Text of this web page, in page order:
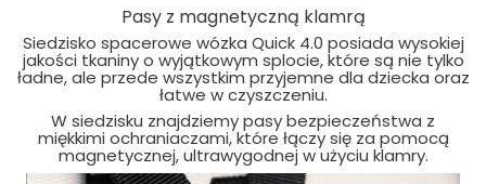
Pasy z magnetyczną klamrą
Siedzisko spacerowe wózka Quick 4.0 posiada wysokiej
jakości tkaniny o wyjątkowym splocie, które są nie tylko
ładne, ale przede wszystkim przyjemne dla dziecka oraz
łatwe w czyszczeniu.
W siedzisku znajdziemy pasy bezpieczeństwa z
miękkimi ochraniaczami, które łączy się za pomocą
magnetycznej, ultrawygodnej w użyciu klamry.